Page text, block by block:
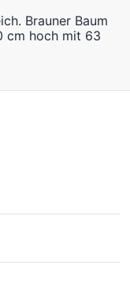
Brauner Baum
cm hoch mit 63